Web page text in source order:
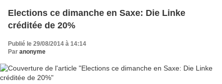
Elections ce dimanche en Saxe: Die Linke
créditée de 20%
Publié le 29/08/2014 à 14:14
Par anonyme